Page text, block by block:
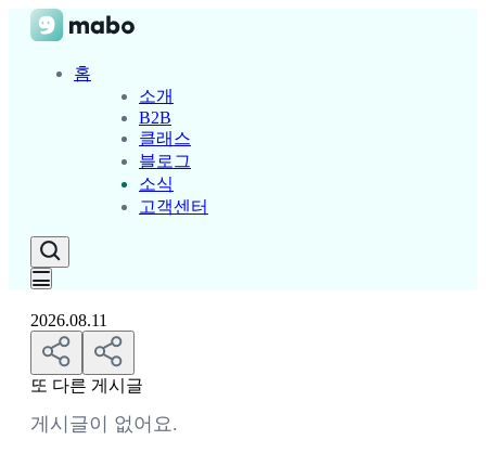
홈
소개
B2B
클래스
블로그
소식
고객센터
2026.08.11
또 다른 게시글
게시글이 없어요.